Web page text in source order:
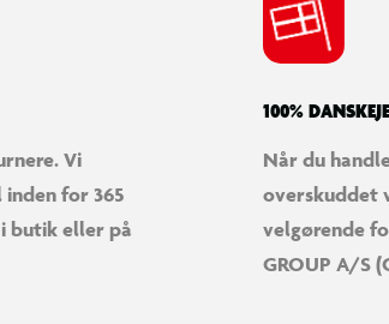
Vi
for 365
butik eller på
100%
Når du
overskuddet
velgørende
GROUP A/S